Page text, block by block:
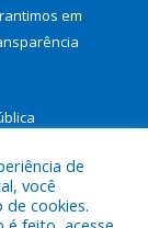
em
de
você
cookies.